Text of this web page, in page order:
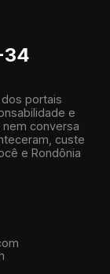
34
portais
e
nem conversa
custe
e Rondônia